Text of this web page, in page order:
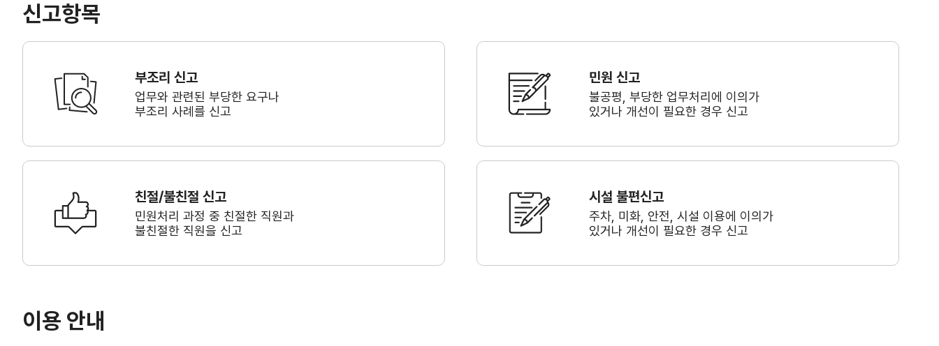
신고항목
부조리 신고
업무와 관련된 부당한 요구나
부조리 사례를 신고
민원 신고
불공평, 부당한 업무처리에 이의가
있거나 개선이 필요한 경우 신고
친절/불친절 신고
민원처리 과정 중 친절한 직원과
불친절한 직원을 신고
시설 불편신고
주차, 미화, 안전, 시설 이용에 이의가
있거나 개선이 필요한 경우 신고
이용 안내